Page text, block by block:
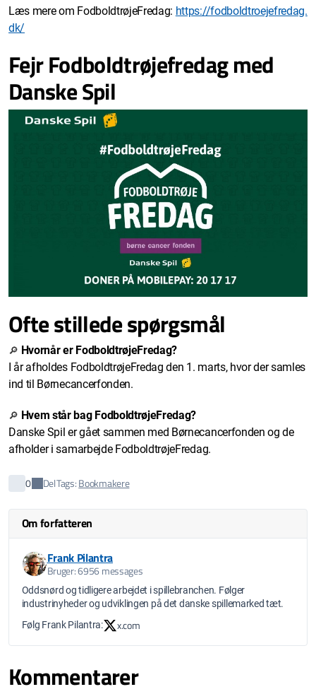
Læs mere om FodboldtrøjeFredag: https://fodboldtroejefredag.
dk/
Fejr Fodboldtrøjefredag med
Danske Spil
Ofte stillede spørgsmål
🔎 Hvornår er FodboldtrøjeFredag?
I år afholdes FodboldtrøjeFredag den 1. marts, hvor der samles
ind til Børnecancerfonden.
🔎 Hvem står bag FodboldtrøjeFredag?
Danske Spil er gået sammen med Børnecancerfonden og de
afholder i samarbejde FodboldtrøjeFredag.
0 DelTags:Bookmakere
Om forfatteren
Frank Pilantra
Bruger: 6956 messages
Oddsnørd og tidligere arbejdet i spillebranchen. Følger
industrinyheder og udviklingen på det danske spillemarked tæt.
Følg Frank Pilantra:
x.com
Kommentarer